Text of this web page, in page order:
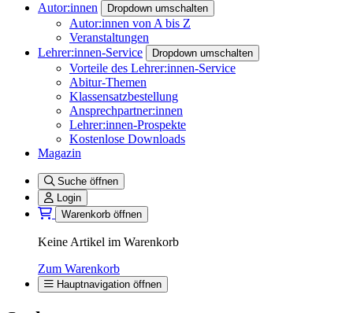
Autor:innen
Dropdown umschalten
Autor:innen von A bis Z
Veranstaltungen
Lehrer:innen-Service
Dropdown umschalten
Vorteile des Lehrer:innen-Service
Abitur-Themen
Klassensatzbestellung
Ansprechpartner:innen
Lehrer:innen-Prospekte
Kostenlose Downloads
Magazin
Suche öffnen
Login
Warenkorb öffnen
Keine Artikel im Warenkorb
Zum Warenkorb
Hauptnavigation öffnen